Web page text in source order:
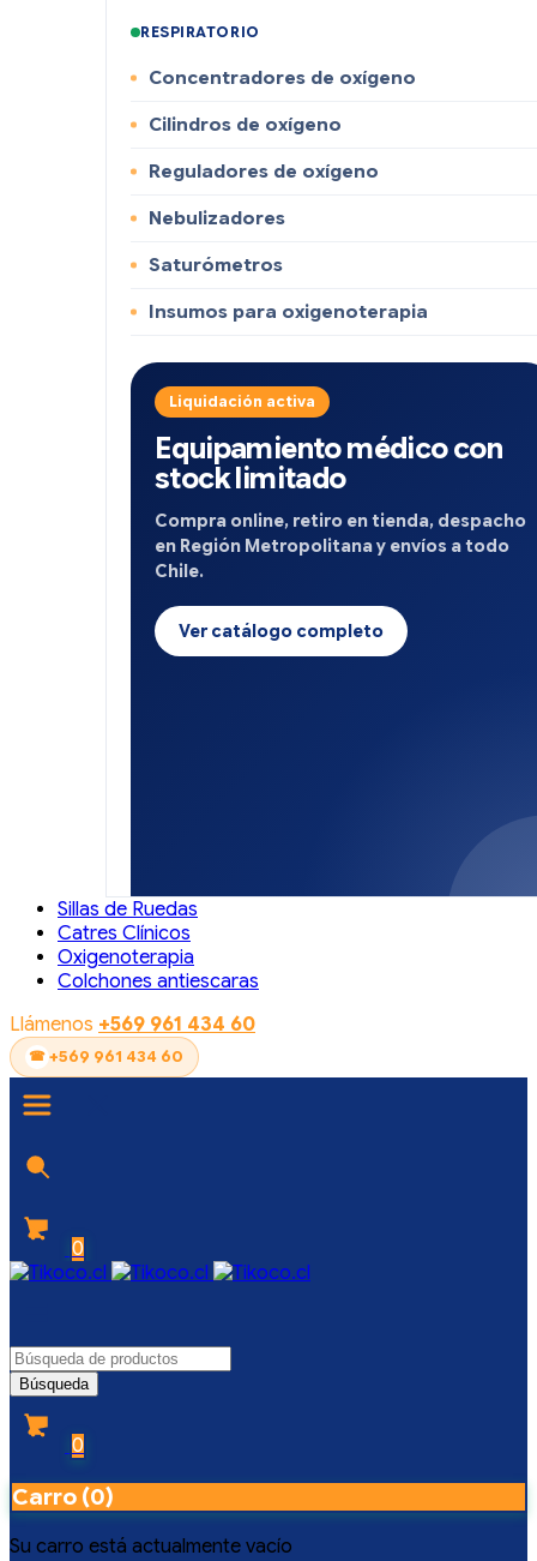
RESPIRATORIO
Concentradores de oxígeno
Cilindros de oxígeno
Reguladores de oxígeno
Nebulizadores
Saturómetros
Insumos para oxigenoterapia
Liquidación activa
Equipamiento médico con
stock limitado
Compra online, retiro en tienda, despacho
en Región Metropolitana y envíos a todo
Chile.
Ver catálogo completo
Sillas de Ruedas
Catres Clínicos
Oxigenoterapia
Colchones antiescaras
Llámenos +569 961 434 60
+569 961 434 60
0
0
Carro (0)
Su carro está actualmente vacío